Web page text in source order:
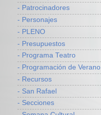
- Patrocinadores
- Personajes
- PLENO
- Presupuestos
- Programa Teatro
- Programación de Verano
- Recursos
- San Rafael
- Secciones